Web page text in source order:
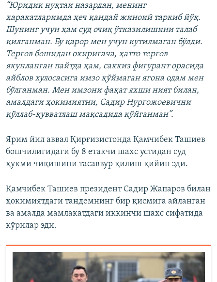
“Юридик нуқтаи назардан, менинг
ҳаракатларимда ҳеч қандай жиноий таркиб йўқ.
Шунинг учун ҳам суд очиқ ўтказилишини талаб
қилганман. Бу қарор мен учун кутилмаган бўлди.
Тергов бошидан охиригача, ҳатто тергов
якунланган пайтда ҳам, саккиз фигурант орасида
айблов хулосасига имзо қўймаган ягона одам мен
бўлганман. Мен имзони фақат яхши ният билан,
амалдаги ҳокимиятни, Садир Нургожоевични
қўллаб-қувватлаш мақсадида қўйганман”.
Ярим йил аввал Қирғизистонда Қамчибек Ташиев
бошчилигидаги бу 8 етакчи шахс устидан суд
ҳукми чиқишини тасаввур қилиш қийин эди.
Қамчибек Ташиев президент Садир Жапаров билан
ҳокимиятдаги тандемнинг бир қисмига айланган
ва амалда мамлакатдаги иккинчи шахс сифатида
кўрилар эди.